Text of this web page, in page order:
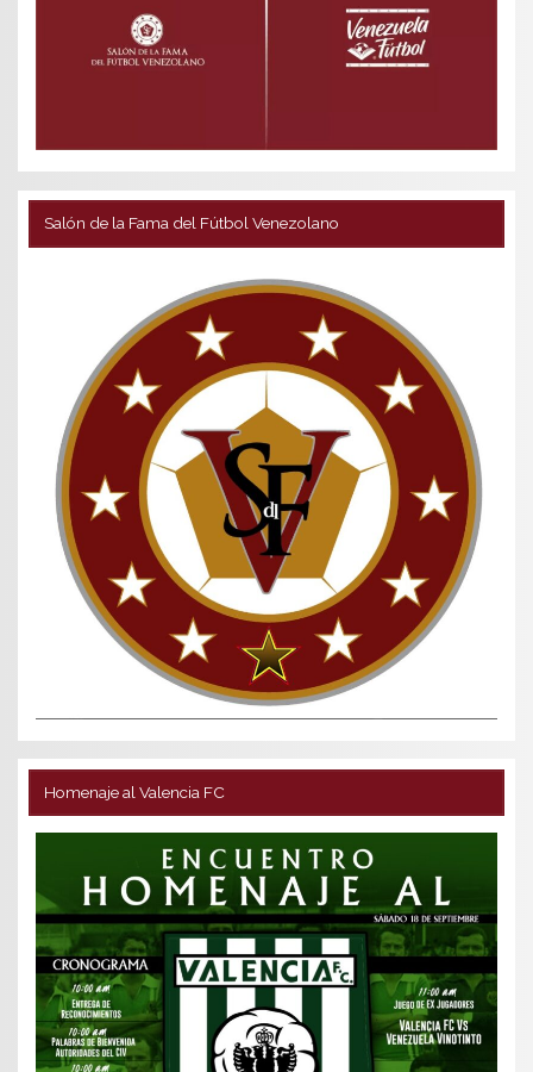
Salón de la Fama del Fútbol Venezolano
Homenaje al Valencia FC